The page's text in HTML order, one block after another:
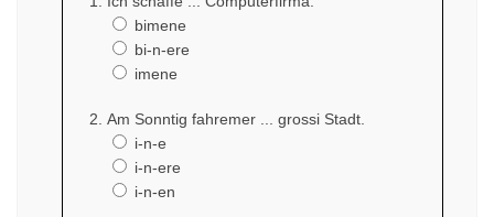
bimene
bi-n-ere
imene
Am Sonntig fahremer ... grossi Stadt.
i-n-e
i-n-ere
i-n-en